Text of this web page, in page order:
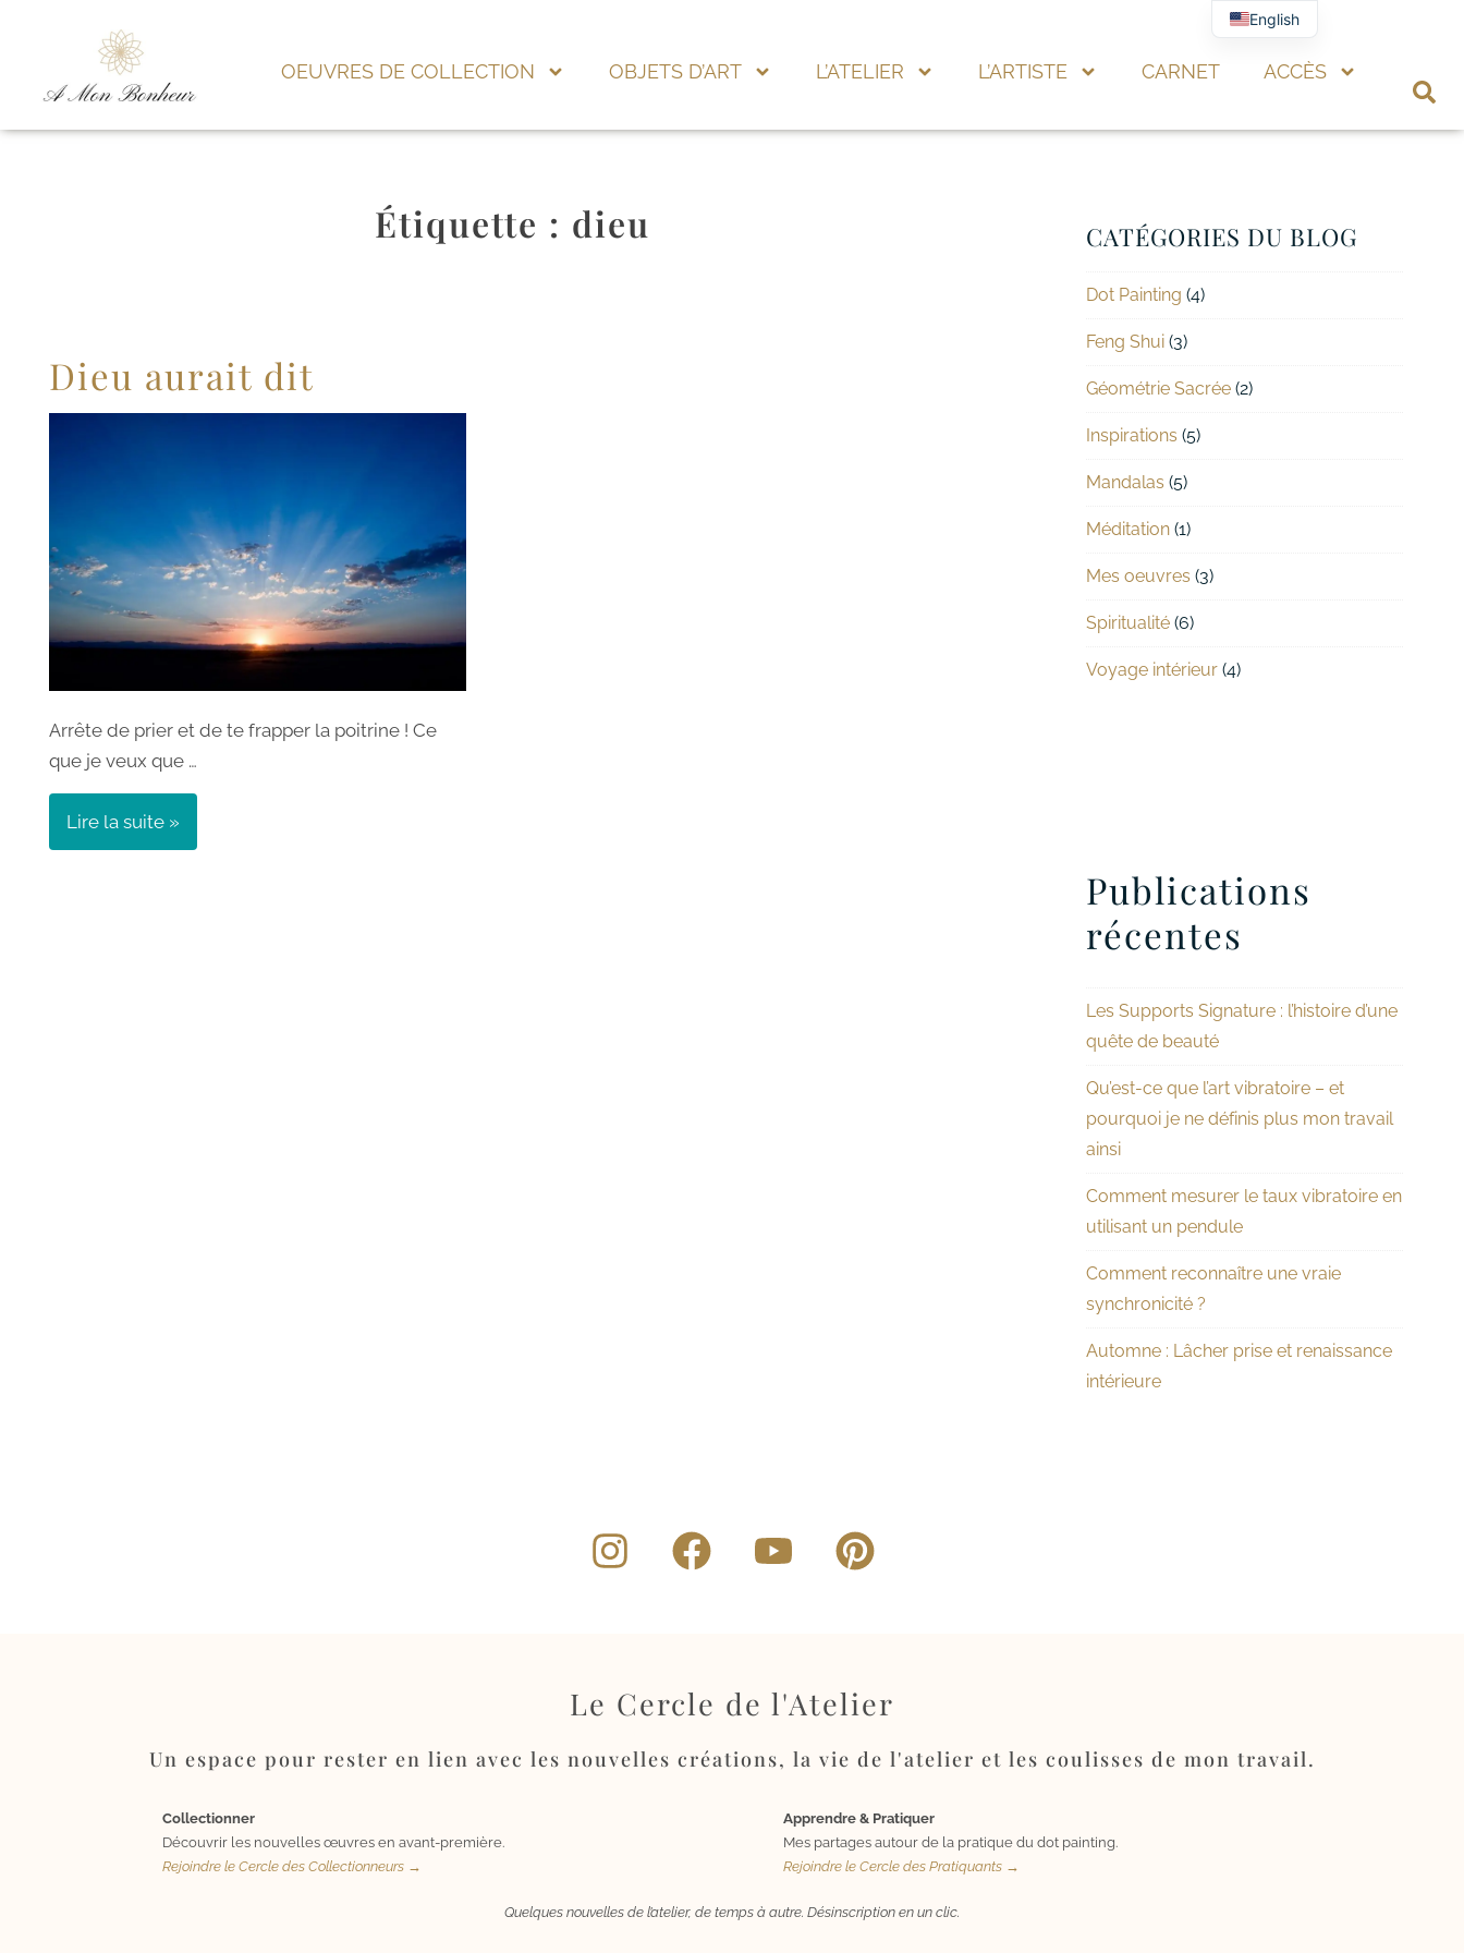
OEUVRES DE COLLECTION OBJETS D’ART L’ATELIER L’ARTISTE CARNET ACCÈS
Étiquette : dieu
Dieu aurait dit
Arrête de prier et de te frapper la poitrine ! Ce
que je veux que …
Lire la suite »
CATÉGORIES DU BLOG
Dot Painting (4)
Feng Shui(3)
Géométrie Sacrée(2)
Inspirations (5)
Mandalas (5)
Méditation(1)
Mes oeuvres (3)
Spiritualité(6)
Voyage intérieur(4)
Publications
récentes
Les Supports Signature : l’histoire d’une
quête de beauté
Qu’est-ce que l’art vibratoire – et
pourquoi je ne définis plus mon travail
ainsi
Comment mesurer le taux vibratoire en
utilisant un pendule
Comment reconnaître une vraie
synchronicité ?
Automne : Lâcher prise et renaissance
intérieure
Le Cercle de l'Atelier
Un espace pour rester en lien avec les nouvelles créations, la vie de l'atelier et les coulisses de mon travail.
Collectionner
Découvrir les nouvelles œuvres en avant-première.
Rejoindre le Cercle des Collectionneurs →
Apprendre & Pratiquer
Mes partages autour de la pratique du dot painting.
Rejoindre le Cercle des Pratiquants →
Quelques nouvelles de l’atelier, de temps à autre. Désinscription en un clic.
English